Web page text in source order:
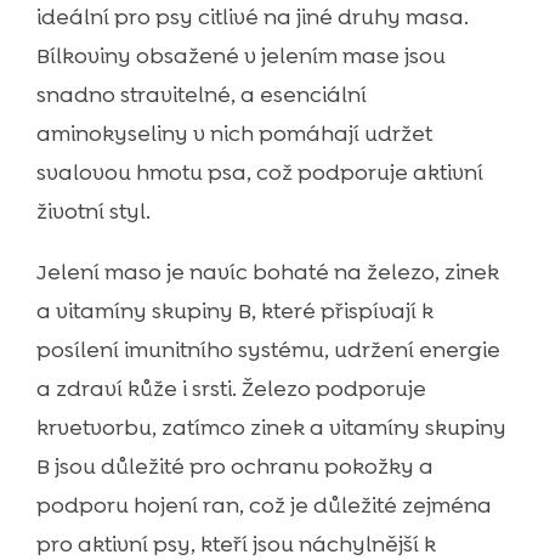
ideální pro psy citlivé na jiné druhy masa.
Bílkoviny obsažené v jelením mase jsou
snadno stravitelné, a esenciální
aminokyseliny v nich pomáhají udržet
svalovou hmotu psa, což podporuje aktivní
životní styl.
Jelení maso je navíc bohaté na železo, zinek
a vitamíny skupiny B, které přispívají k
posílení imunitního systému, udržení energie
a zdraví kůže i srsti. Železo podporuje
krvetvorbu, zatímco zinek a vitamíny skupiny
B jsou důležité pro ochranu pokožky a
podporu hojení ran, což je důležité zejména
pro aktivní psy, kteří jsou náchylnější k